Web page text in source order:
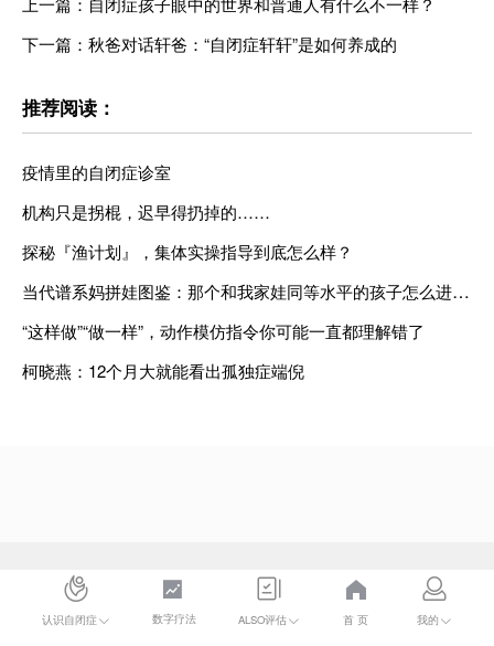
下一篇：秋爸对话轩爸：“自闭症轩轩”是如何养成的
推荐阅读：
疫情里的自闭症诊室
机构只是拐棍，迟早得扔掉的……
探秘『渔计划』，集体实操指导到底怎么样？
当代谱系妈拼娃图鉴：那个和我家娃同等水平的孩子怎么进步那么多？
“这样做”“做一样”，动作模仿指令你可能一直都理解错了
柯晓燕：12个月大就能看出孤独症端倪
认识自闭症 数字疗法 ALSO评估 首 页 我的